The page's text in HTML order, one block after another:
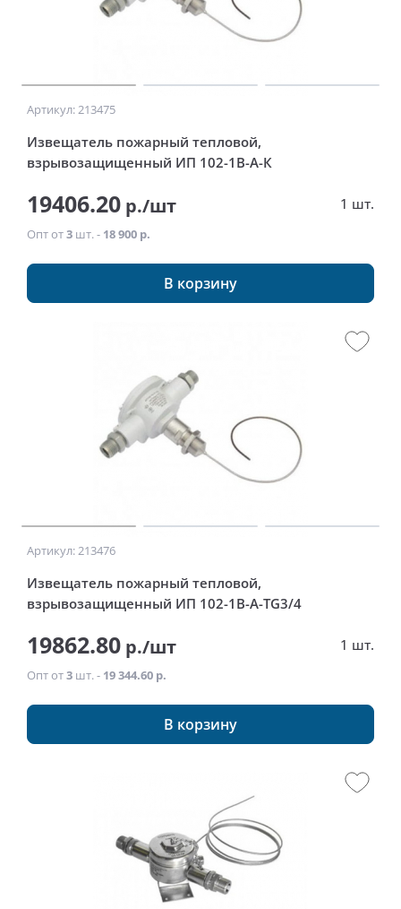
Артикул: 213475
Извещатель пожарный тепловой,
взрывозащищенный ИП 102-1В-А-К
19406.20 р./шт 1 шт.
Опт от3 шт. - 18 900 р.
В корзину
Артикул: 213476
Извещатель пожарный тепловой,
взрывозащищенный ИП 102-1В-А-ТG3/4
19862.80 р./шт 1 шт.
Опт от3 шт. - 19 344.60 р.
В корзину